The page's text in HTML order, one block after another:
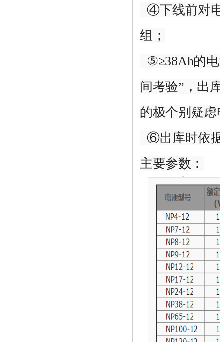
④下线前对
组；
⑤≥38Ah的
间考验”，出
的极个别疑
⑥出库时依
主要参数：